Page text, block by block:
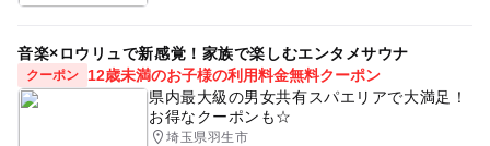
詳細、お申し込みはＥＡＲＴＨまで。※要事前予約
https://outdoor-earth.com
□キャンセル規定は、通常通りとさせて頂きます。
体験 アクティビティ
レジャー 関東 春 群馬 埼玉 自然体験
春休み 新緑 雨での日でも楽しめる 水遊び
ファミリー 雨でも楽しめる
音楽×ロウリュで新感覚！家族で楽しむエンタメサウナ
クーポン
12歳未満のお子様の利用料金無料クーポン
県内最大級の男女共有スパエリアで大満足！
お得なクーポンも☆
埼玉県羽生市